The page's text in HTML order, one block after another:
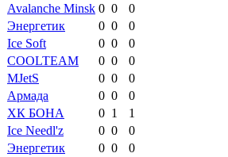
Avalanche Minsk 0 0
0
Энергетик 0 0
0
Ice Soft 0 0
0
COOLTEAM 0 0
0
MJetS 0 0
0
Армада 0 0
0
ХК БОНА 0 1
1
Ice Needl'z 0 0
0
Энергетик 0 0
0